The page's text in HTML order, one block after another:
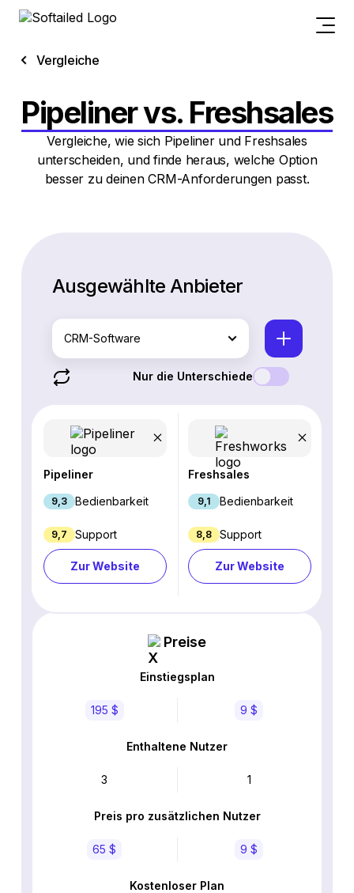
Vergleiche
Pipeliner vs. Freshsales
Vergleiche, wie sich Pipeliner und Freshsales
unterscheiden, und finde heraus, welche Option
besser zu deinen CRM-Anforderungen passt.
Ausgewählte Anbieter
CRM-Software
Nur die Unterschiede
Pipeliner
9,3 Bedienbarkeit
9,7 Support
Zur Website
Freshsales
9,1 Bedienbarkeit
8,8 Support
Zur Website
Preise
Einstiegsplan
195 $ 9 $
Enthaltene Nutzer
3 1
Preis pro zusätzlichen Nutzer
65 $ 9 $
Kostenloser Plan